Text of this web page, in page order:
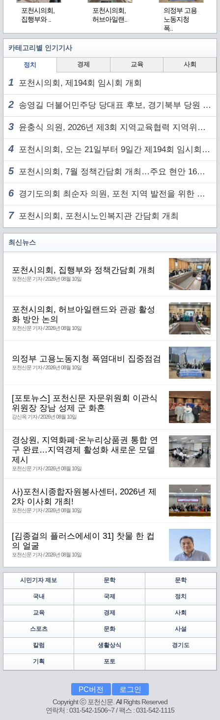
포천시의회,
집행부와 ..
포천시의회,
허브아일랜..
의정부 고용
노동지청
폭..
카테고리별 인기기사
정치 경제 교육 사회
1 포천시의회, 제194회 임시회 개회
2 송영길 더불어민주당 당대표 후보, 경기북부 당원 및 2030 세대와 ‘소통 행보’
3 윤충식 의원, 2026년 제3회 지역교육협력 지역위원회 주재
4 포천시의회, 오는 21일부터 9일간 제194회 임시회 개회
5 포천시의회, 7월 정책간담회 개최…주요 현안 16건 점검
6 경기도의회 최순자 의원, 포천 지역 발전을 위한 정담회 개최
7포천시의회, 포천시노인복지관 간담회 개최
최신뉴스
포천시의회, 집행부와 정책간담회 개최
포천신문 기자 / 2026년 08월 10일
포천시의회, 허브아일랜드와 관광 활성
화 방안 논의
포천신문 기자 / 2026년 08월 10일
의정부 고용노동지청 폭염대비 집중점검
포천신문 기자 / 2026년 08월 10일
[포토뉴스] 포천신문 자문위원회 이관식
위원장 장남 성제 군 화혼
강신옥 기자 / 2026년 08월 10일
경상원, 지역화폐·온누리상품권 통합 연
구 완료…지역경제 활성화 새로운 모델
제시
포천신문 기자 / 2026년 08월 10일
사)포천시종합자원봉사센터, 2026년 제
2차 이사회 개최!
포천신문 기자 / 2026년 08월 10일
[김종걸의 플러스에세이 31] 찻물 한 컵
의 얼굴
포천신문 기자 / 2026년 08월 10일
시민기자 제보 문학 문학
국내 국제 정치
교육 경제 사회
스포츠 문화 사설
칼럼 생활상식 경기도
기획 포토
PC버전 로그인
Copyright ⓒ 포천신문. All Rights Reserved
연락처 : 031-542-1506~7 / 팩스 : 031-542-1115